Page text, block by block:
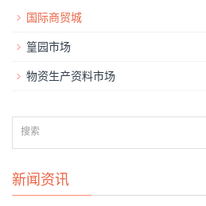
国际商贸城
篁园市场
物资生产资料市场
新闻资讯